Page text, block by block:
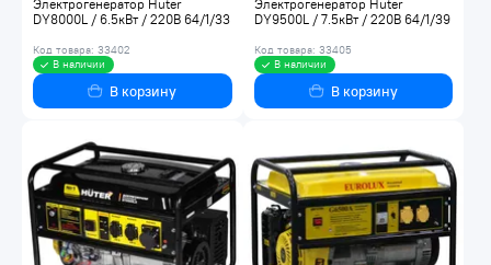
Электрогенератор Huter
DY8000L / 6.5кВт / 220В 64/1/33
Код товара: 33402
В наличии
В корзину
Электрогенератор Huter
DY9500L / 7.5кВт / 220В 64/1/39
Код товара: 33405
В наличии
В корзину